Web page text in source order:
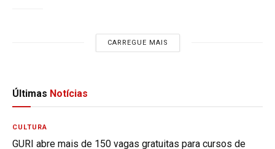
CARREGUE MAIS
Últimas Notícias
CULTURA
GURI abre mais de 150 vagas gratuitas para cursos de